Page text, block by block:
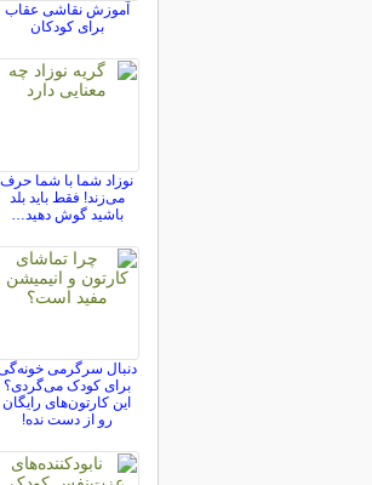
آموزش نقاشی عقاب
برای کودکان
نوزاد شما با شما حرف
می‌زند! فقط باید بلد
باشید گوش دهید…
دنبال سرگرمی
برای کودک می‌گردی؟
این کارتون‌های رایگان
رو از دست نده!